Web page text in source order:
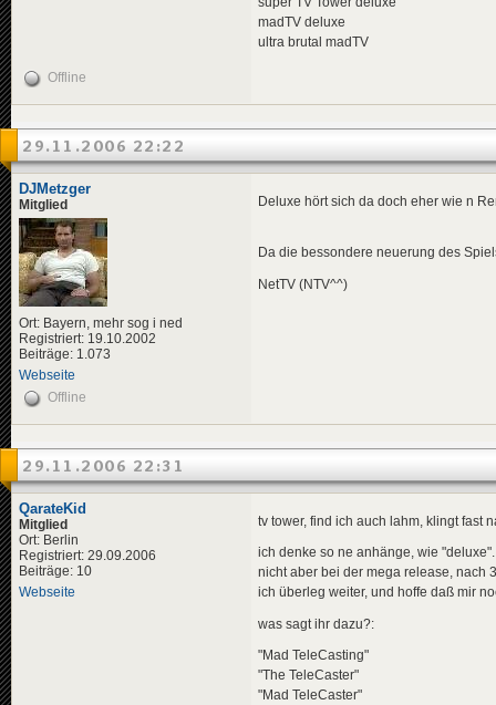
madTV deluxe
ultra brutal madTV
Offline
29.11.2006 22:22
DJMetzger
Mitglied
Ort: Bayern, mehr sog i ned
Registriert: 19.10.2002
Beiträge: 1.073
Webseite
Deluxe hört sich da doch eher wie n
Da die bessondere neuerung des
NetTV (NTV^^)
Offline
29.11.2006 22:31
QarateKid
Mitglied
Ort: Berlin
Registriert: 29.09.2006
Beiträge: 10
Webseite
tv tower, find ich auch lahm, klingt fast
ich denke so ne anhänge, wie
nicht aber bei der mega release, nach
ich überleg weiter, und hoffe daß mir
was sagt ihr dazu?:
"Mad TeleCasting"
"The TeleCaster"
"Mad TeleCaster"